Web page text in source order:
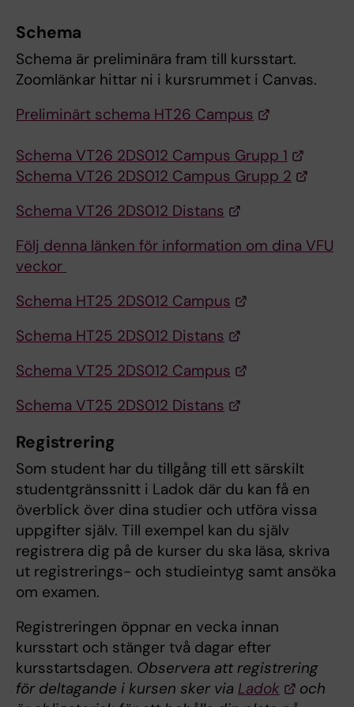
Schema
Schema är preliminära fram till kursstart.
Zoomlänkar hittar ni i kursrummet i Canvas.
Preliminärt schema HT26 Campus
Schema VT26 2DS012 Campus Grupp 1
Schema VT26 2DS012 Campus Grupp 2
Schema VT26 2DS012 Distans
Följ denna länken för information om dina VFU
veckor
Schema HT25 2DS012 Campus
Schema HT25 2DS012 Distans
Schema VT25 2DS012 Campus
Schema VT25 2DS012 Distans
Registrering
Som student har du tillgång till ett särskilt
studentgränssnitt i Ladok där du kan få en
överblick över dina studier och utföra vissa
uppgifter själv. Till exempel kan du själv
registrera dig på de kurser du ska läsa, skriva
ut registrerings- och studieintyg samt ansöka
om examen.
Registreringen öppnar en vecka innan
kursstart och stänger två dagar efter
kursstartsdagen. Observera att registrering
för deltagande i kursen sker via Ladok
och